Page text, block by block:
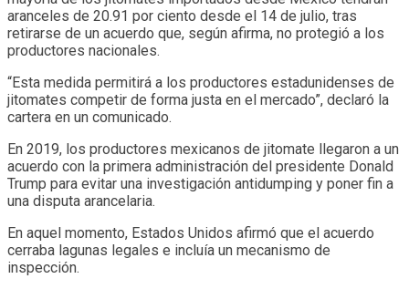
aranceles de 20.91 por ciento desde el 14 de julio, tras
retirarse de un acuerdo que, según afirma, no protegió a los
productores nacionales.
“Esta medida permitirá a los productores estadunidenses de
jitomates competir de forma justa en el mercado”, declaró la
cartera en un comunicado.
En 2019, los productores mexicanos de jitomate llegaron a un
acuerdo con la primera administración del presidente Donald
Trump para evitar una investigación antidumping y poner fin a
una disputa arancelaria.
En aquel momento, Estados Unidos afirmó que el acuerdo
cerraba lagunas legales e incluía un mecanismo de
inspección.